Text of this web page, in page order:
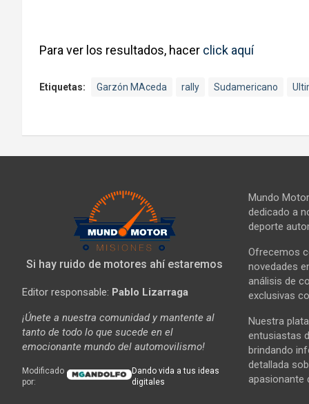
Para ver los resultados, hacer click aquí
Etiquetas: Garzón MAceda rally Sudamericano
Si hay ruido de motores ahí estaremos
Editor responsable: Pablo Lizarraga
¡Únete a nuestra comunidad y mantente al
tanto de todo lo que sucede en el
emocionante mundo del automovilismo!
Modificado
por:
Dando vida a tus ideas
digitales
Mundo
dedicado a
deporte
Ofrecemos
novedades
análisis de
exclusivas
Nuestra
entusiastas
brindando
detallada
apasionante